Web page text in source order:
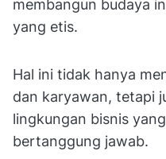
membangun budaya
yang etis.
Hal ini tidak hanya
dan karyawan, tetapi
lingkungan bisnis
bertanggung jawab.